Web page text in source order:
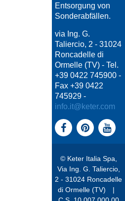
Entsorgung von
Sonderabfällen.
via Ing. G.
Taliercio, 2 - 31024
Roncadelle di
Ormelle (TV) - Tel.
+39 0422 745900 -
Fax +39 0422
745929 -
info.it@keter.com
© Keter Italia Spa,
Via Ing. G. Taliercio,
2 - 31024 Roncadelle
di Ormelle (TV)
|